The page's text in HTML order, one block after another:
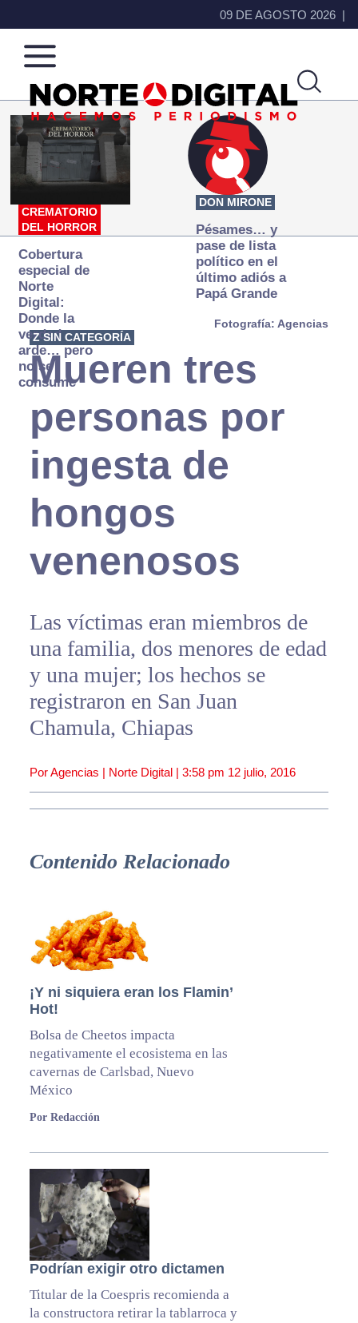
09 DE AGOSTO 2026
Norte
de
Ciudad
Más
que
noticias,
hacemos periodismo
CREMATORIO
DEL HORROR
Cobertura
especial de
Norte
Digital:
Donde la
verdad
arde… pero
no se
consume
DON MIRONE
Pésames… y
pase de lista
político en el
último adiós a
Papá Grande
Fotografía: Agencias
Z SIN CATEGORÍA
Mueren tres
personas por
ingesta de
hongos
venenosos
Las víctimas eran miembros de
una familia, dos menores de edad
y una mujer; los hechos se
registraron en San Juan
Chamula, Chiapas
Por Agencias | Norte Digital | 3:58 pm 12 julio, 2016
Contenido Relacionado
¡Y ni siquiera eran los Flamin’
Hot!
Bolsa de Cheetos impacta
negativamente el ecosistema en las
cavernas de Carlsbad, Nuevo
México
Por Redacción
Podrían exigir otro dictamen
Titular de la Coespris recomienda a
la constructora retirar la tablarroca y